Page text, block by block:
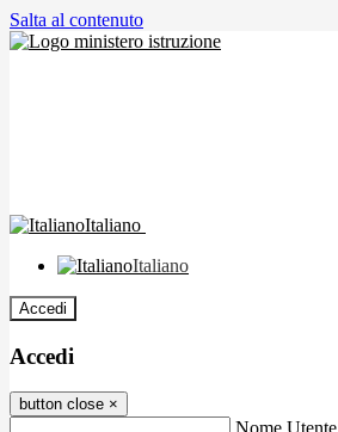
Salta al contenuto
Italiano
Italiano
Accedi
Accedi
button close ×